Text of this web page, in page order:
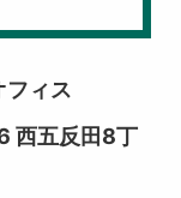
ィス
西五反田8丁